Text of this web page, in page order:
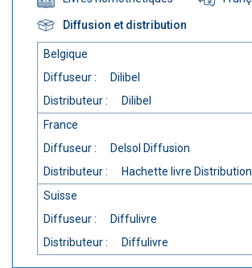
Diffusion et distribution
Belgique
Diffuseur :
Dilibel
Distributeur :
Dilibel
France
Diffuseur :
Delsol Diffusion
Distributeur :
Hachette livre Distribution
Suisse
Diffuseur :
Diffulivre
Distributeur :
Diffulivre